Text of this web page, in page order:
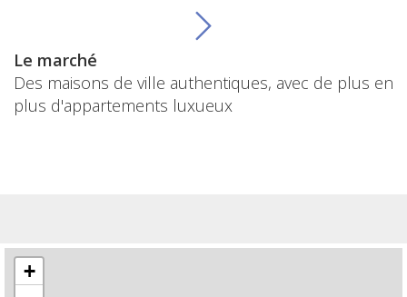
Le marché
Des maisons de ville authentiques, avec de plus en
plus d'appartements luxueux
+